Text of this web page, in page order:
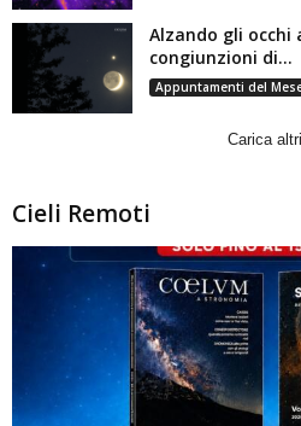
Alzando gli occhi
congiunzioni di...
Appuntamenti del
Carica altri
Cieli Remoti